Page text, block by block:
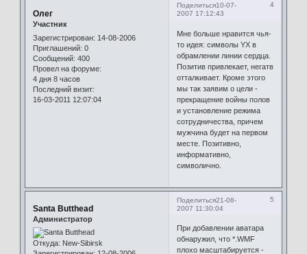
Поделиться 4
10-07-
2007 17:12:43
Олег
Участник
Зарегистрирован: 14-08-2006
Приглашений: 0
Сообщений: 400
Провел на форуме:
4 дня 8 часов
Последний визит:
16-03-2011 12:07:04
Мне больше нравится чья-
то идея: символы YX в
обрамлении линии сердца.
Позитив привлекает, негатв
отталкивает. Кроме этого
мы так заявим о цели -
прекращение войны полов
и установление режима
сотрудничества, причем
мужчина будет на первом
месте. Позитивно,
информативно,
символично.
Поделиться 5
21-08-
2007 11:30:04
Santa Butthead
Администратор
Откуда: New-Sibirsk
При добавлении аватара
обнаружил, что *.WMF
плохо масштабируется -